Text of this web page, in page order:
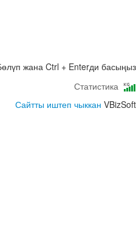
жана Ctrl + Enterди басыңыз
Статистика
Сайтты иштеп чыккан VBizSoft